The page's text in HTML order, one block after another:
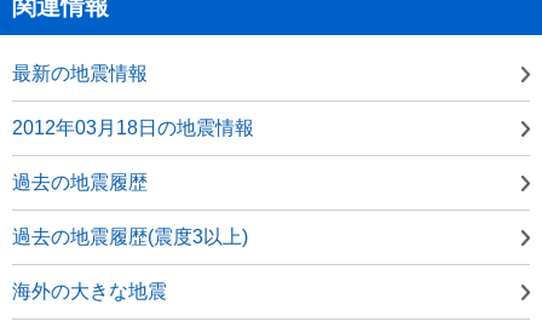
関連情報
最新の地震情報
2012年03月18日の地震情報
過去の地震履歴
過去の地震履歴(震度3以上)
海外の大きな地震